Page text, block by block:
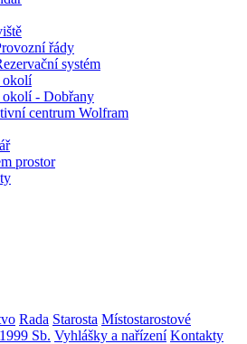
řády
systém
okolí
okolí - Dobřany
centrum Wolfram
prostor
Rada Starosta Místostarostové
Sb. Vyhlášky a nařízení Kontakty